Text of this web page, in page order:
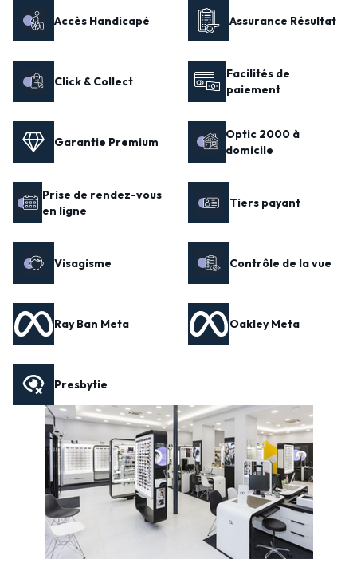
Accès Handicapé Assurance Résultat
Click & Collect
Facilités de
paiement
Garantie Premium
Optic 2000 à
domicile
Prise de rendez-vous
en ligne
Tiers payant
Visagisme Contrôle de la vue
Ray Ban Meta Oakley Meta
Presbytie